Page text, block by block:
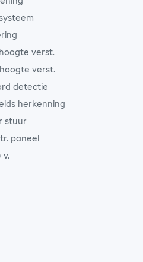
verst.
verst.
detectie
herkenning
stuur
paneel
v.